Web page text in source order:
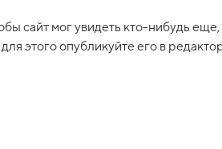
сайт мог увидеть кто-нибудь еще,
для этого опубликуйте его в